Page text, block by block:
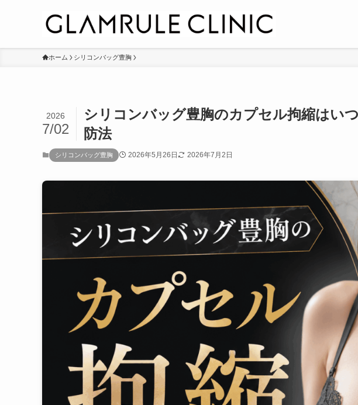
ホーム シリコンバッグ豊胸
シリコンバッグ豊胸のカプセル拘縮はい
防法
2026
7/02
シリコンバッグ豊胸 2026年5月26日 2026年7月2日